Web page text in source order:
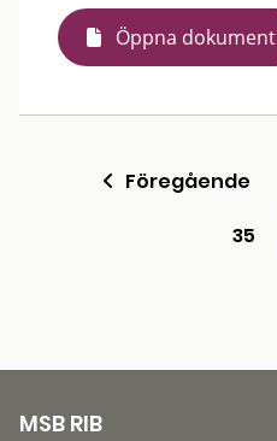
Öppna dokument
Föregående
35
MSB RIB